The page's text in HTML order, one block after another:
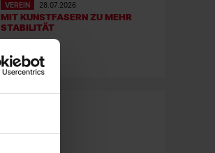
VEREIN 28.07.2026
MIT KUNSTFASERN ZU MEHR
STABILITÄT